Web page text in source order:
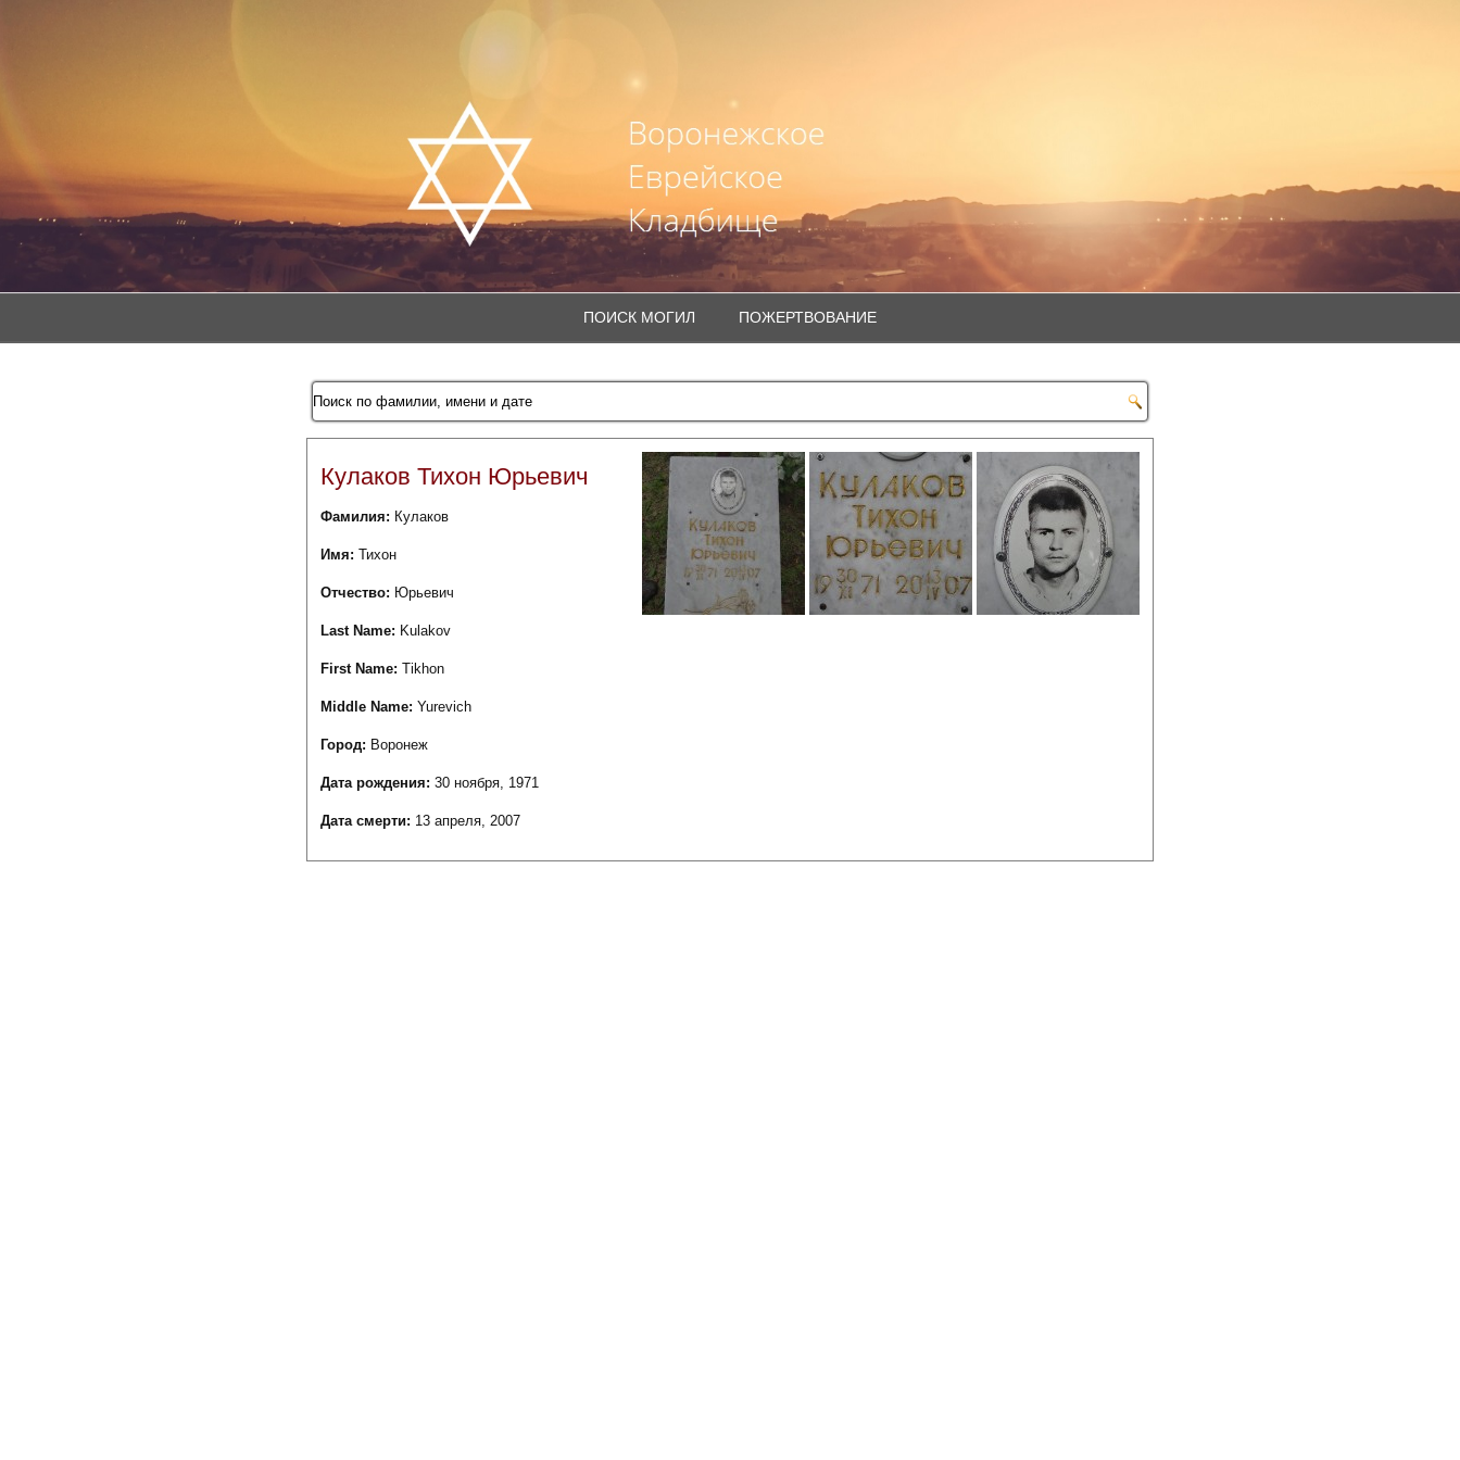
ПОИСК МОГИЛ ПОЖЕРТВОВАНИЕ
Кулаков Тихон Юрьевич
Фамилия: Кулаков
Имя: Тихон
Отчество: Юрьевич
Last Name: Kulakov
First Name: Tikhon
Middle Name: Yurevich
Город: Воронеж
Дата рождения: 30 ноября, 1971
Дата смерти: 13 апреля, 2007